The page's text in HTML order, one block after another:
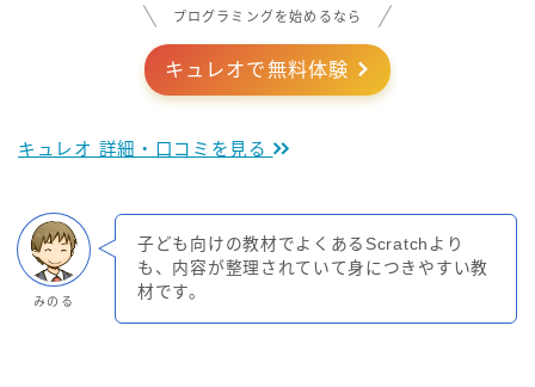
プログラミングを始めるなら
キュレオで無料体験
キュレオ 詳細・口コミを見る
みのる
子ども向けの教材でよくあるScratchより
も、内容が整理されていて身につきやすい教
材です。